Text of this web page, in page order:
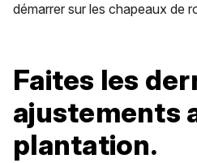
démarrer sur les chapeaux de
Faites les
ajustements
plantation.